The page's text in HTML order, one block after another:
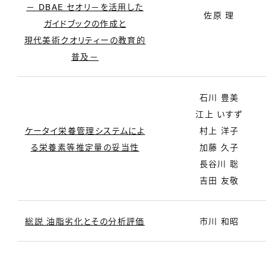
－ DBAE セオリ－を活用した
ガイドブックの作成と
現代美術クオリティーの教育的
普及－
佐原 理
ケータイ栄養管理システムによ
る栄養素等推定量の妥当性
石川 豊美
江上 いすず
村上 洋子
加藤 久子
長谷川 聡
吉田 友敬
総説 油脂劣化とその分析評価 市川 和昭